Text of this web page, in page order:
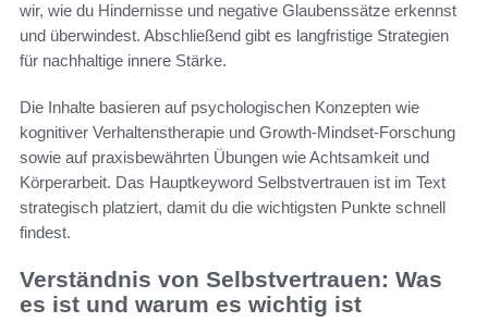
wir, wie du Hindernisse und negative Glaubenssätze erkennst
und überwindest. Abschließend gibt es langfristige Strategien
für nachhaltige innere Stärke.
Die Inhalte basieren auf psychologischen Konzepten wie
kognitiver Verhaltenstherapie und Growth-Mindset-Forschung
sowie auf praxisbewährten Übungen wie Achtsamkeit und
Körperarbeit. Das Hauptkeyword Selbstvertrauen ist im Text
strategisch platziert, damit du die wichtigsten Punkte schnell
findest.
Verständnis von Selbstvertrauen: Was
es ist und warum es wichtig ist